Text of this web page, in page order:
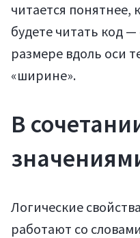
читается понятнее,
будете читать код
размере вдоль оси
«ширине».
В
Логические
работают со словами